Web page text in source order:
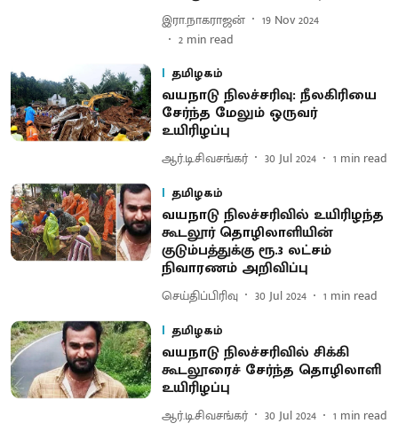
இரா.நாகராஜன்
19 Nov 2024
2 min read
தமிழகம்
வயநாடு நிலச்சரிவு: நீலகிரியை
சேர்ந்த மேலும் ஒருவர்
உயிரிழப்பு
ஆர்.டி.சிவசங்கர் 30 Jul 2024 1 min read
தமிழகம்
வயநாடு நிலச்சரிவில் உயிரிழந்த
கூடலூர் தொழிலாளியின்
குடும்பத்துக்கு ரூ.3 லட்சம்
நிவாரணம் அறிவிப்பு
செய்திப்பிரிவு 30 Jul 2024 1 min read
தமிழகம்
வயநாடு நிலச்சரிவில் சிக்கி
கூடலூரைச் சேர்ந்த தொழிலாளி
உயிரிழப்பு
ஆர்.டி.சிவசங்கர் 30 Jul 2024 1 min read